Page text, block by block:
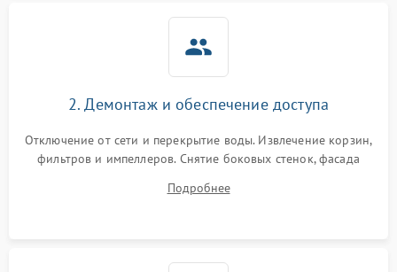
2. Демонтаж и обеспечение доступа
Отключение от сети и перекрытие воды. Извлечение корзин,
фильтров и импеллеров. Снятие боковых стенок, фасада
циркуляционному насосу, ТЭНу и сливной помпе.
Подробнее